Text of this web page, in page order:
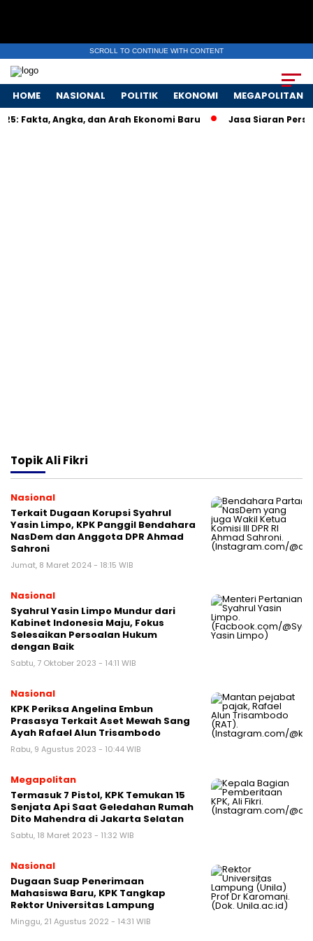
SCROLL TO CONTINUE WITH CONTENT
HOME NASIONAL POLITIK EKONOMI MEGAPOLITAN
Fakta, Angka, dan Arah Ekonomi Baru Jasa Siaran Pers
TopikAli Fikri
Nasional
Terkait Dugaan Korupsi Syahrul
Yasin Limpo, KPK Panggil Bendahara
NasDem dan Anggota DPR Ahmad
Sahroni
Jumat, 8 Maret 2024 - 18:15 WIB
Nasional
Syahrul Yasin Limpo Mundur dari
Kabinet Indonesia Maju, Fokus
Selesaikan Persoalan Hukum
dengan Baik
Sabtu, 7 Oktober 2023 - 14:11 WIB
Nasional
KPK Periksa Angelina Embun
Prasasya Terkait Aset Mewah Sang
Ayah Rafael Alun Trisambodo
Rabu, 9 Agustus 2023 - 10:44 WIB
Megapolitan
Termasuk 7 Pistol, KPK Temukan 15
Senjata Api Saat Geledahan Rumah
Dito Mahendra di Jakarta Selatan
Sabtu, 18 Maret 2023 - 11:32 WIB
Nasional
Dugaan Suap Penerimaan
Mahasiswa Baru, KPK Tangkap
Rektor Universitas Lampung
Minggu, 21 Agustus 2022 - 14:31 WIB